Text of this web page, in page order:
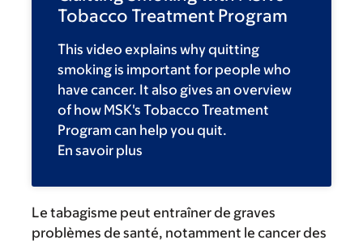
Tobacco Treatment Program
This video explains why quitting
smoking is important for people who
have cancer. It also gives an overview
of how MSK's Tobacco Treatment
Program can help you quit.
En savoir plus
Le tabagisme peut entraîner de graves
problèmes de santé, notamment le cancer des